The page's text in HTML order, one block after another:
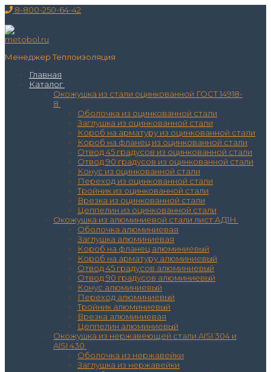
Перейти
содержимому
Меню
Закрыть
8-800-250-64-42
Менеджер Теплоизоляция
Главная
Каталог
Окожушка из стали оцинкованной ГОСТ 14918-
8
Оболочка из оцинкованной стали
Заглушка из оцинкованной стали
Короб на арматуру из оцинкованной стали
Короб на фланец из оцинкованной стали
Отвод 45 градусов из оцинкованной стали
Отвод 90 градусов из оцинкованной стали
Конус из оцинкованной стали
Переход из оцинкованной стали
Тройник из оцинкованной стали
Врезка из оцинкованной стали
Цеппелин из оцинкованной стали
Окожушка из алюминиевой стали лист АД1Н
Оболочка алюминиевая
Заглушка алюминиевая
Короб на фланец алюминиевый
Короб на арматуру алюминиевый
Отвод 45 градусов алюминиевый
Отвод 90 градусов алюминиевый
Конус алюминиевый
Переход алюминиевый
Тройник алюминиевый
Врезка алюминиевая
Цеппелин алюминиевый
Окожушка из нержавеющей стали AISI 304 и
AISI 430
Оболочка из нержавейки
Заглушка из нержавейки